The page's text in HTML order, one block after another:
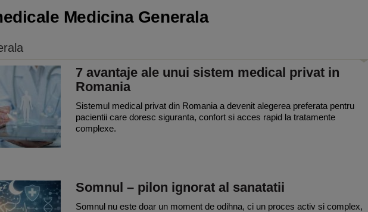
Medicina Generala
7 avantaje ale unui sistem medical privat in
Romania
Sistemul medical privat din Romania a devenit alegerea preferata pentru
pacientii care doresc siguranta, confort si acces rapid la tratamente
complexe.
Somnul – pilon ignorat al sanatatii
Somnul nu este doar un moment de odihna, ci un proces activ si complex,